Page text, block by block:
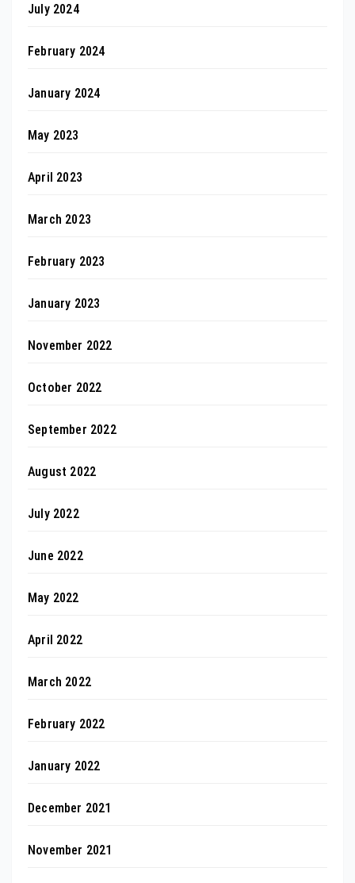
July 2024
February 2024
January 2024
May 2023
April 2023
March 2023
February 2023
January 2023
November 2022
October 2022
September 2022
August 2022
July 2022
June 2022
May 2022
April 2022
March 2022
February 2022
January 2022
December 2021
November 2021